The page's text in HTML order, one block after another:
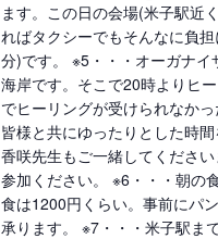
ます。この日の会場(米子駅近
ればタクシーでもそんなに負
分)です。 ※5・・・オーガナ
海岸です。そこで20時よりヒ
でヒーリングが受けられなかっ
皆様と共にゆったりとした時間
香咲先生もご一緒してくださ
参加ください。 ※6・・・朝の
食は1200円くらい。事前にパ
承ります。 ※7・・・米子駅ま